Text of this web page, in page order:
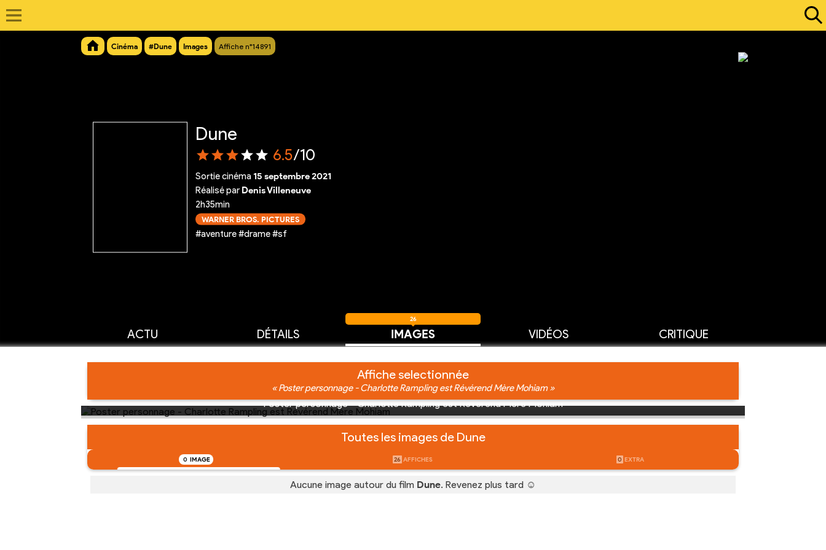
Cinéma #Dune Images Affiche n°14891
Dune
6.5/10
Sortie cinéma15 septembre 2021
Réalisé par Denis Villeneuve
2h35min
WARNER BROS. PICTURES
#aventure #drame #sf
ACTU DÉTAILS IMAGES
26
VIDÉOS CRITIQUE
Affiche selectionnée
« Poster personnage - Charlotte Rampling est Révérend Mère Mohiam »
Poster personnage - Charlotte Rampling est Révérend Mère Mohiam
Toutes les images de Dune
0 IMAGE 26 AFFICHES 0 EXTRA
Aucune image autour du film Dune. Revenez plus tard ☺